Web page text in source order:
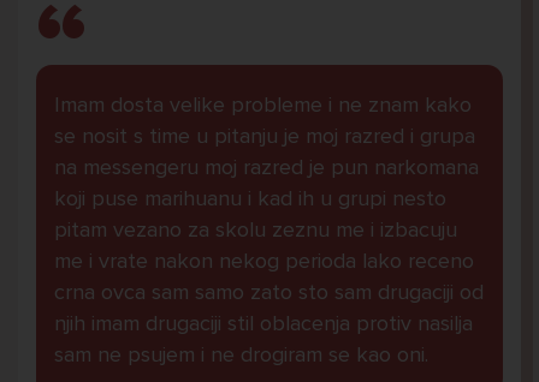
Imam dosta velike probleme i ne znam kako
se nosit s time u pitanju je moj razred i grupa
na messengeru moj razred je pun narkomana
koji puse marihuanu i kad ih u grupi nesto
pitam vezano za skolu zeznu me i izbacuju
me i vrate nakon nekog perioda lako receno
crna ovca sam samo zato sto sam drugaciji od
njih imam drugaciji stil oblacenja protiv nasilja
sam ne psujem i ne drogiram se kao oni.